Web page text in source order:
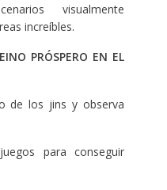
visualmente
increíbles.
PRÓSPERO EN EL
de los jins y observa
para conseguir